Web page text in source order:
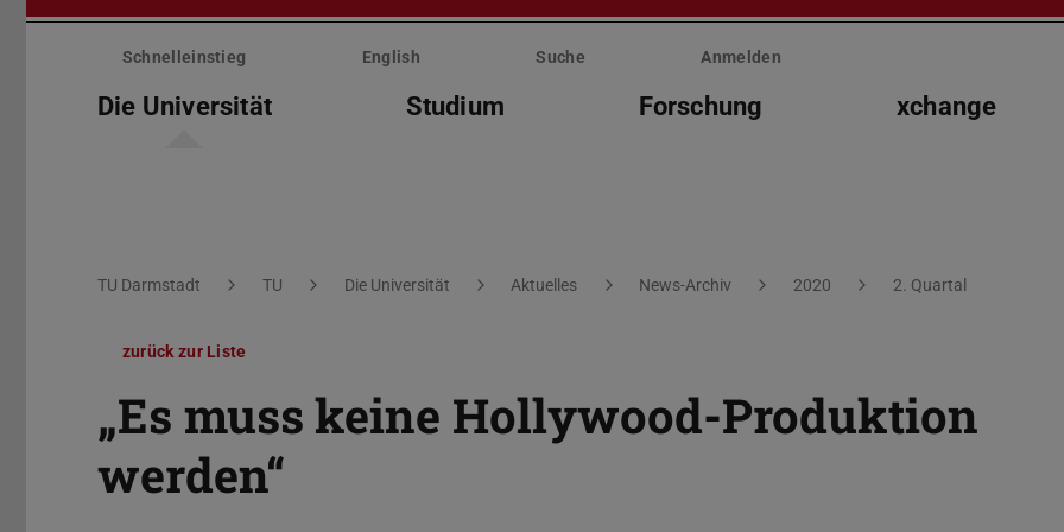
Menü
überspringenSchnelleinstieg English Suche Anmelden
Die Universität Studium Forschung xchange
Sie befinden sich hier:
TU Darmstadt TU Die Universität Aktuelles News-Archiv 2020 2. Quartal
zurück zur Liste
„Es muss keine Hollywood-Produktion
werden“